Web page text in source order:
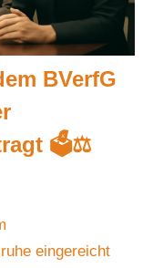
BVerfG
🗳️⚖️
eingereicht